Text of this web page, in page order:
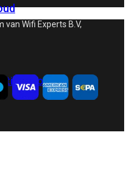
Wifi Experts B.V,